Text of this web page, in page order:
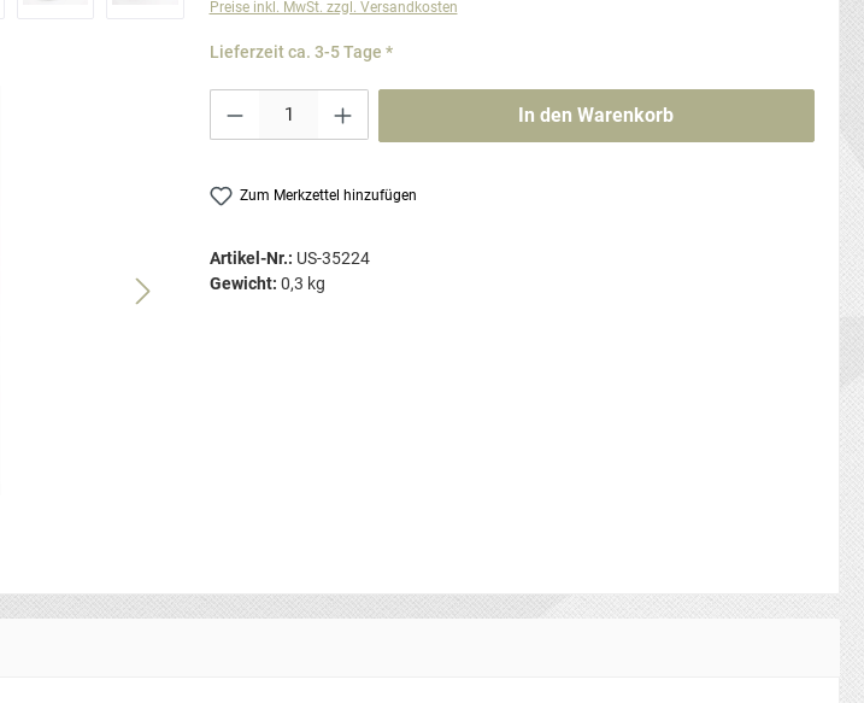
Preise inkl. MwSt. zzgl. Versandkosten
Lieferzeit ca. 3-5 Tage *
Produkt Anzahl: Gib den gewünschten Wert ein oder benutze die Schaltflächen um die Anzahl zu
In den Warenkorb
Zum Merkzettel hinzufügen
Artikel-Nr.: US-35224
Gewicht: 0,3 kg